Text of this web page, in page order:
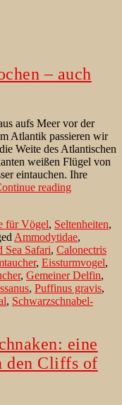
– auch
aufs Meer vor der
Atlantik passieren wir
Weite des Atlantischen
weißen Flügel von
eintauchen. Ihre
readingDelfine
Meer
kochen
–
auch
für
Seevögel
für Vögel, Seltenheiten,
Ammodytidae,
Sea Safari, Calonectris
, Eissturmvogel,
, Gemeiner Delfin,
, Puffinus gravis,
, Schwarzschnabel-
eine
den Cliffs of